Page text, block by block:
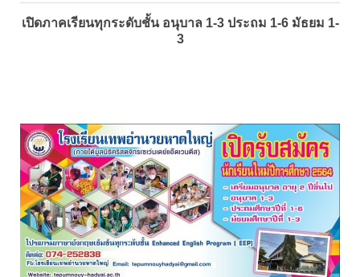
เปิดภาคเรียนทุกระดับชั้น อนุบาล 1-3 ประถม 1-6 มัธยม 1-
3